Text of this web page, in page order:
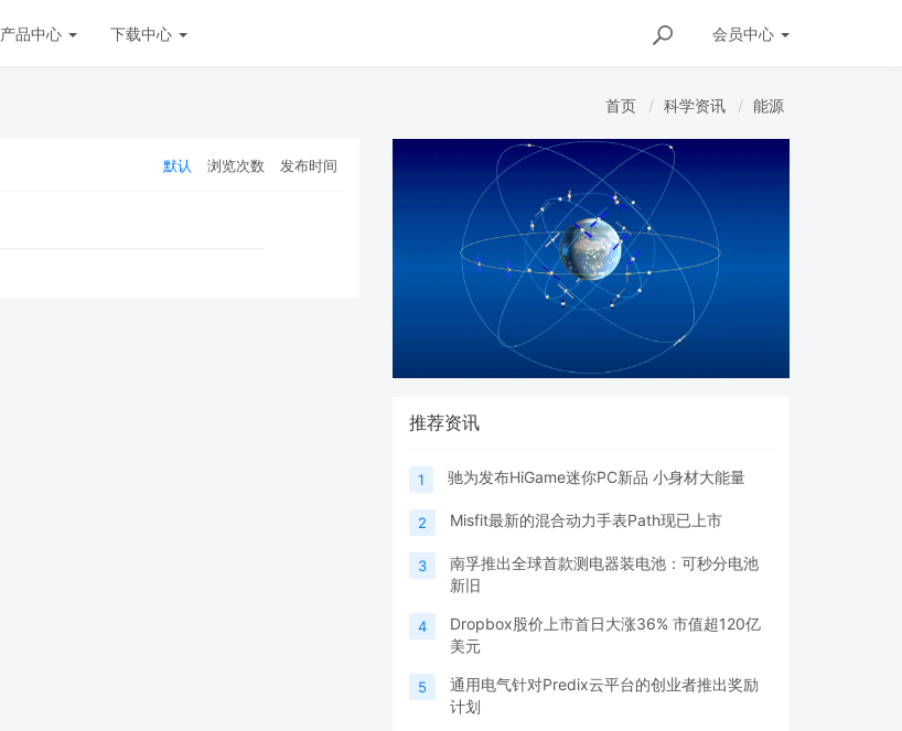
会员中心
产品中心 下载中心
首页 科学资讯 能源
默认 浏览次数 发布时间
推荐资讯
1 驰为发布HiGame迷你PC新品 小身材大能量
2 Misfit最新的混合动力手表Path现已上市
3
南孚推出全球首款测电器装电池：可秒分电池
新旧
4
Dropbox股价上市首日大涨36% 市值超120亿
美元
5
通用电气针对Predix云平台的创业者推出奖励
计划